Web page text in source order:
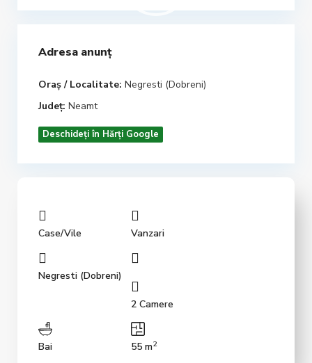
Adresa anunț
Oraș / Localitate: Negresti (Dobreni)
Județ: Neamt
Deschideți în Hărți Google
Case/Vile Vanzari
Negresti (Dobreni)
2 Camere
Bai 55 m2